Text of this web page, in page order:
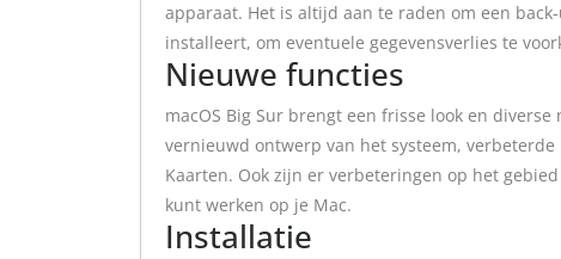
apparaat. Het is altijd aan te raden om een
installeert, om eventuele gegevensverlies te
Nieuwe functies
macOS Big Sur brengt een frisse look en
vernieuwd ontwerp van het systeem,
Kaarten. Ook zijn er verbeteringen op het
kunt werken op je Mac.
Installatie